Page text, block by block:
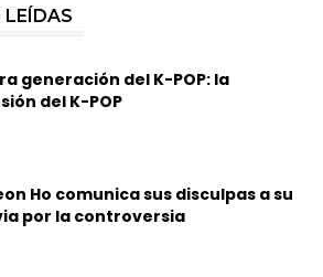
LEÍDAS
generación del K-POP: la
del K-POP
Ho comunica sus disculpas a su
por la controversia